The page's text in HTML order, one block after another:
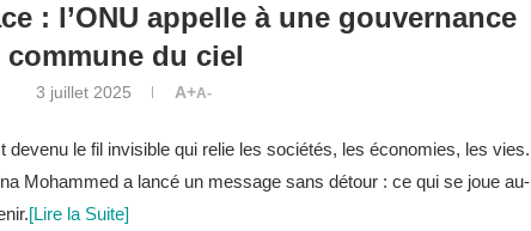
: l’ONU appelle à une gouvernance
commune du ciel
3 juillet 2025 A+A-
devenu le fil invisible qui relie les sociétés, les économies, les vies.
Mohammed a lancé un message sans détour : ce qui se joue au-
[Lire la Suite]